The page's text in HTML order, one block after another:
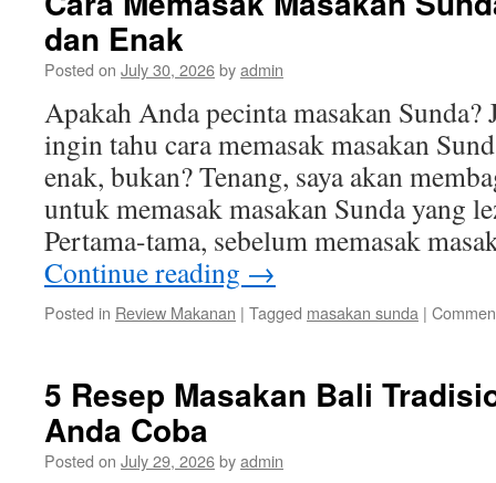
dan Enak
Posted on July 30, 2026byadmin
Apakah Anda pecinta masakan
ingin tahu cara memasak masakan
enak, bukan? Tenang, saya akan
untuk memasak masakan Sunda yang
Pertama-tama, sebelum memasak
Continue reading →
Posted in Review Makanan | Tagged masakan sunda |
5 Resep Masakan Bali
Anda Coba
Posted on July 29, 2026byadmin